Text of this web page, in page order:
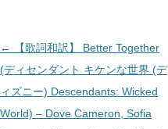
投
稿
ナ
ビ
←
【歌詞和訳】 Better Together
(ディセンダント キケンな世界 (デ
ィズニー) Descendants: Wicked
World) – Dove Cameron, Sofia